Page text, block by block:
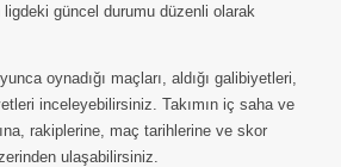
ligdeki güncel durumu düzenli olarak
oynadığı maçları, aldığı galibiyetleri,
inceleyebilirsiniz. Takımın iç saha ve
rakiplerine, maç tarihlerine ve skor
ulaşabilirsiniz.